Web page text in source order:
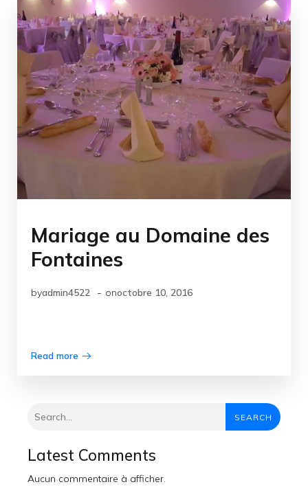
Mariage au Domaine des
Fontaines
byadmin4522 - onoctobre 10, 2016
Read more
SEARCH
Latest Comments
Aucun commentaire à afficher.